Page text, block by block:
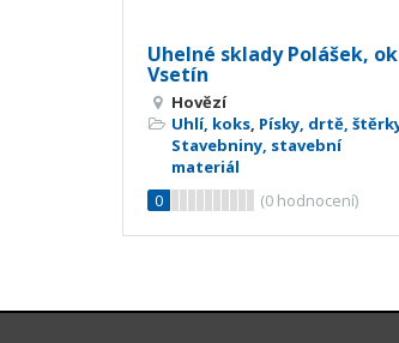
Uhelné sklady Polášek,
Vsetín
Hovězí
Uhlí, koks, Písky, drtě,
Stavebniny, stavební
materiál
0
(0 hodnocení)